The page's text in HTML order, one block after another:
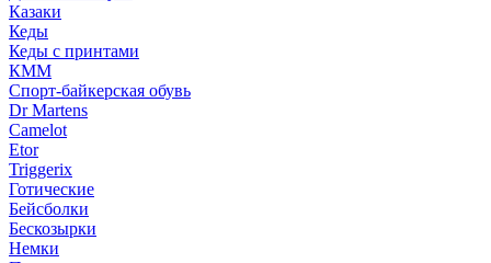
Казаки
Кеды
Кеды с принтами
КММ
Спорт-байкерская обувь
Dr Martens
Camelot
Etor
Triggerix
Готические
Бейсболки
Бескозырки
Немки